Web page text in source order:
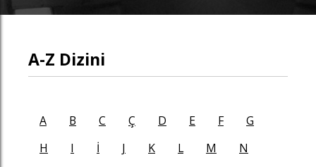
A-Z Dizini
A B C Ç D E F
G
H
I İ J K L M
N